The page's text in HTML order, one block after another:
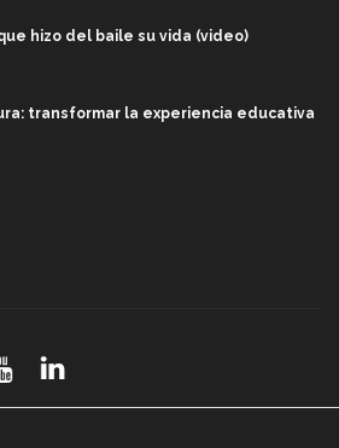
hizo del baile su vida (video)
transformar la experiencia educativa